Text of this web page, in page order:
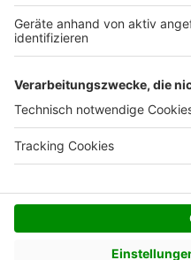
© AVIV